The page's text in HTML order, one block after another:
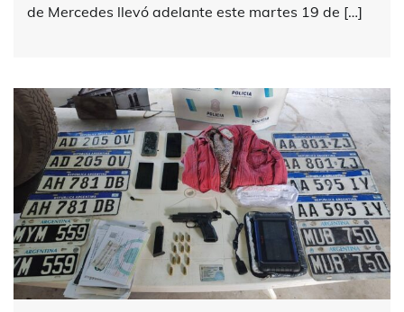
de Mercedes llevó adelante este martes 19 de […]